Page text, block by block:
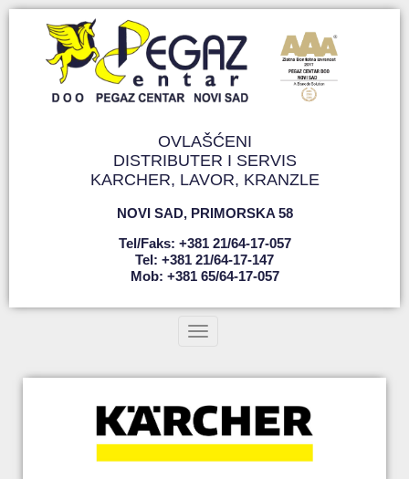
OVLAŠĆENI
DISTRIBUTER I SERVIS
KARCHER, LAVOR, KRANZLE
NOVI SAD, PRIMORSKA 58
Tel/faks: +381 21/64-17-057
Tel: +381 21/64-17-147
Mob: +381 65/64-17-057
Toggle navigation